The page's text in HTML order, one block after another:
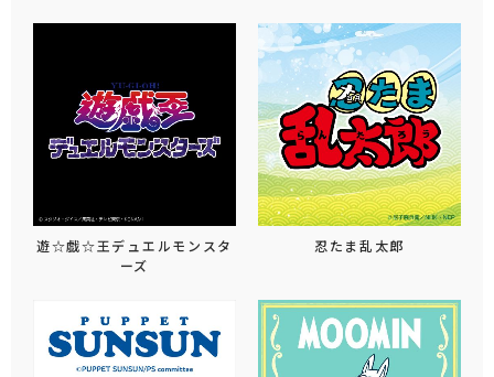
遊☆戯☆王デュエルモンスタ
ーズ
忍たま乱太郎